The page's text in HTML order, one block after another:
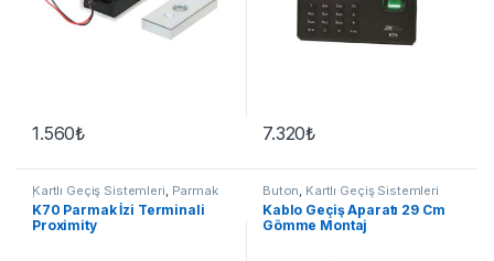
1.560₺ 7.320₺
Kartlı Geçiş Sistemleri Parmak
İzi
K70 Parmak İzi Terminali
Proximity
Buton Kartlı Geçiş Sistemleri
Kablo Geçiş Aparatı 29 Cm
Gömme Montaj